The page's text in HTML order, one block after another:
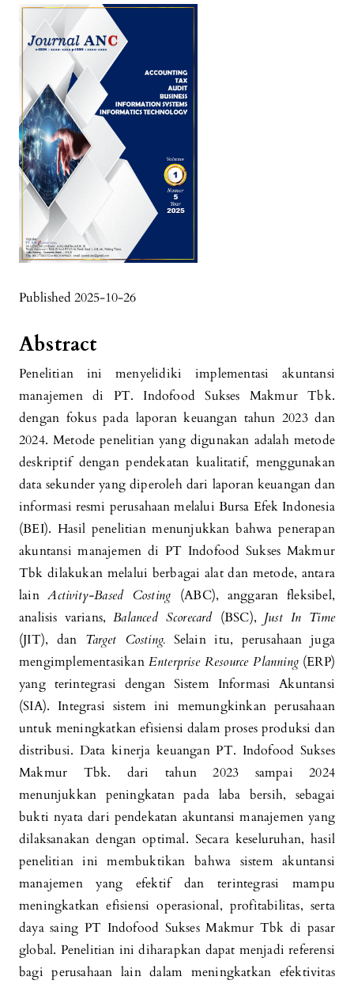
Published 2025-10-26
Abstract
Penelitian ini menyelidiki implementasi akuntansi
manajemen di PT. Indofood Sukses Makmur Tbk.
dengan fokus pada laporan keuangan tahun 2023 dan
2024. Metode penelitian yang digunakan adalah metode
deskriptif dengan pendekatan kualitatif, menggunakan
data sekunder yang diperoleh dari laporan keuangan dan
informasi resmi perusahaan melalui Bursa Efek Indonesia
(BEI). Hasil penelitian menunjukkan bahwa penerapan
akuntansi manajemen di PT Indofood Sukses Makmur
Tbk dilakukan melalui berbagai alat dan metode, antara
lainActivity-Based Costing (ABC), anggaran fleksibel,
analisis varians,Balanced Scorecard (BSC), Just In Time
(JIT), dan Target Costing. Selain itu, perusahaan juga
mengimplementasikan Enterprise Resource Planning (ERP)
yang terintegrasi dengan Sistem Informasi Akuntansi
(SIA). Integrasi sistem ini memungkinkan perusahaan
untuk meningkatkan efisiensi dalam proses produksi dan
distribusi. Data kinerja keuangan PT. Indofood Sukses
Makmur Tbk. dari tahun 2023 sampai 2024
menunjukkan peningkatan pada laba bersih, sebagai
bukti nyata dari pendekatan akuntansi manajemen yang
dilaksanakan dengan optimal. Secara keseluruhan, hasil
penelitian ini membuktikan bahwa sistem akuntansi
manajemen yang efektif dan terintegrasi mampu
meningkatkan efisiensi operasional, profitabilitas, serta
daya saing PT Indofood Sukses Makmur Tbk di pasar
global. Penelitian ini diharapkan dapat menjadi referensi
bagi perusahaan lain dalam meningkatkan efektivitas